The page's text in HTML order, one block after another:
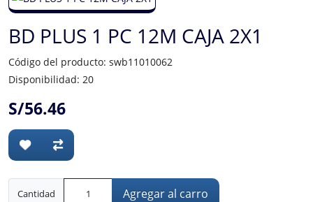
BD PLUS 1 PC 12M CAJA 2X1
Código del producto: swb11010062
Disponibilidad: 20
S/56.46
Cantidad Agregar al carro